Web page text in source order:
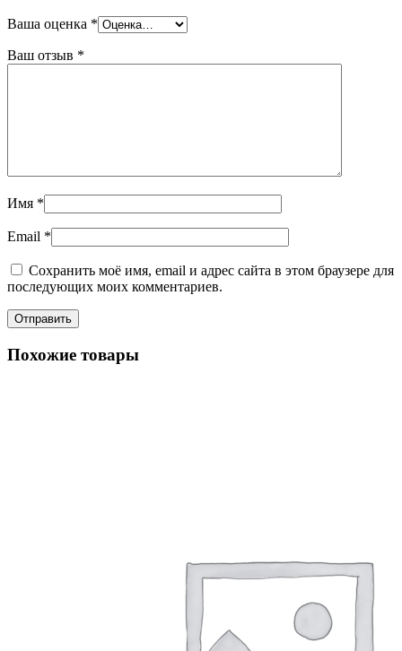
Ваша оценка *
Ваш отзыв *
Имя *
Email *
Сохранить моё имя, email и адрес сайта в этом браузере для
последующих моих комментариев.
Похожие товары